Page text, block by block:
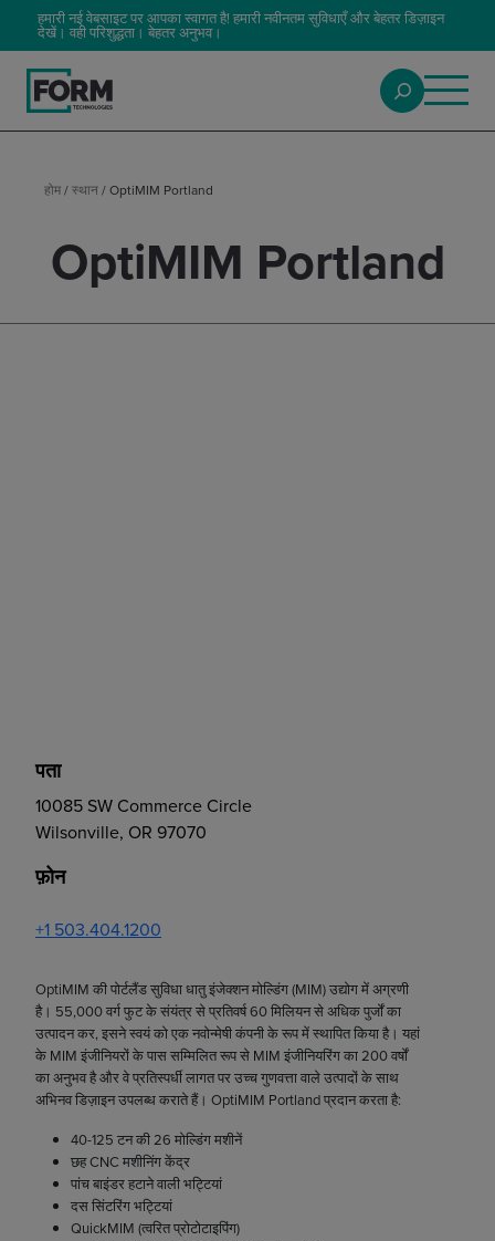
हमारी नई वेबसाइट पर आपका स्वागत है! हमारी नवीनतम सुविधाएँ और बेहतर डिज़ाइन
देखें। वही परिशुद्धता। बेहतर अनुभव।
होम/स्थान/OptiMIM Portland
OptiMIM Portland
पता
10085 SW Commerce Circle
Wilsonville, OR 97070
फ़ोन
+1 503.404.1200
OptiMIM की पोर्टलैंड सुविधा धातु इंजेक्शन मोल्डिंग (MIM) उद्योग में अग्रणी
है। 55,000 वर्ग फुट के संयंत्र से प्रतिवर्ष 60 मिलियन से अधिक पुर्जों का
उत्पादन कर, इसने स्वयं को एक नवोन्मेषी कंपनी के रूप में स्थापित किया है। यहां
के MIM इंजीनियरों के पास सम्मिलित रूप से MIM इंजीनियरिंग का 200 वर्षों
का अनुभव है और वे प्रतिस्पर्धी लागत पर उच्च गुणवत्ता वाले उत्पादों के साथ
अभिनव डिज़ाइन उपलब्ध कराते हैं। OptiMIM Portland प्रदान करता है:
40-125 टन की 26 मोल्डिंग मशीनें
छह CNC मशीनिंग केंद्र
पांच बाइंडर हटाने वाली भट्टियां
दस सिंटरिंग भट्टियां
QuickMIM (त्वरित प्रोटोटाइपिंग)